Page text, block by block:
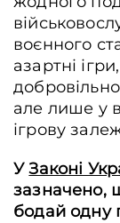
воєнного
азартні
але лише у
ігрову
УЗаконі
зазначено,
бодай одну